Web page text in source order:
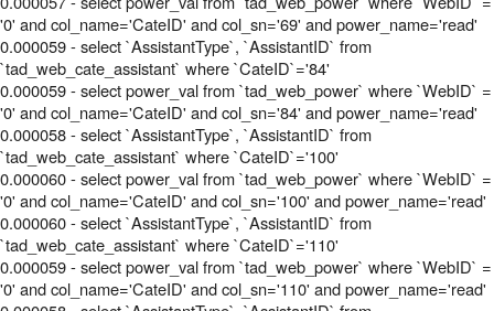
'0' and col_name='CateID' and col_sn='69' and power_name='read'
0.000059 - select `AssistantType`, `AssistantID` from
`tad_web_cate_assistant` where `CateID`='84'
0.000059 - select power_val from `tad_web_power` where `WebID` =
'0' and col_name='CateID' and col_sn='84' and power_name='read'
0.000058 - select `AssistantType`, `AssistantID` from
`tad_web_cate_assistant` where `CateID`='100'
0.000060 - select power_val from `tad_web_power` where `WebID` =
'0' and col_name='CateID' and col_sn='100' and power_name='read'
0.000060 - select `AssistantType`, `AssistantID` from
`tad_web_cate_assistant` where `CateID`='110'
0.000059 - select power_val from `tad_web_power` where `WebID` =
'0' and col_name='CateID' and col_sn='110' and power_name='read'